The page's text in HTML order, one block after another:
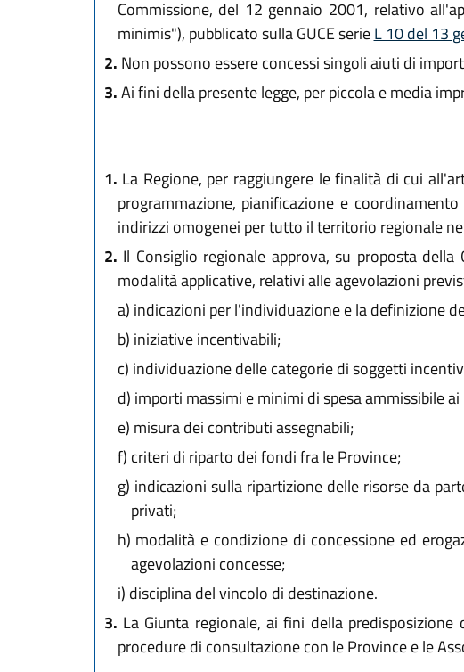
Commissione, del 12 gennaio 2001, relativo
minimis"), pubblicato sulla GUCE serieL 10 del 13
2. Non possono essere concessi singoli aiuti di
3.Ai fini della presente legge, per piccola e media
1. La Regione, per raggiungere le finalità di cui
programmazione, pianificazione e
indirizzi omogenei per tutto il territorio regionale
2. Il Consiglio regionale approva, su proposta
modalità applicative, relativi alle agevolazioni
a) indicazioni per l'individuazione e la definizione
b) iniziative incentivabili;
c) individuazione delle categorie di soggetti
d) importi massimi e minimi di spesa ammissibile ai
e) misura dei contributi assegnabili;
f) criteri di riparto dei fondi fra le Province;
g) indicazioni sulla ripartizione delle risorse da
privati;
h) modalità e condizione di concessione ed
agevolazioni concesse;
i) disciplina del vincolo di destinazione.
3. La Giunta regionale, ai fini della
procedure di consultazione con le Province e le